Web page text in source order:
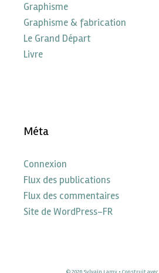
Graphisme
Graphisme & fabrication
Le Grand Départ
Livre
Méta
Connexion
Flux des publications
Flux des commentaires
Site de WordPress-FR